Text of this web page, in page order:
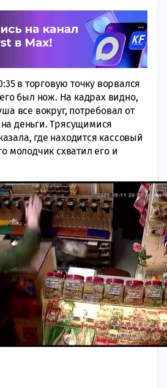
в торговую точку ворвался
был нож. На кадрах видно,
все вокруг, потребовал от
деньги. Трясущимися
где находится кассовый
молодчик схватил его и